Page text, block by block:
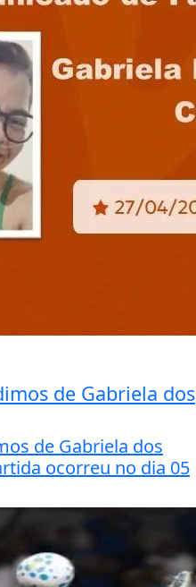
de Gabriela dos
de Gabriela dos
ocorreu no dia 05